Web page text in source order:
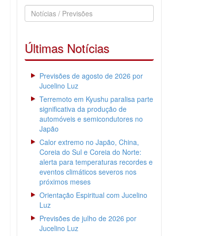
Pesquisar
Notícias
Últimas Notícias
Previsões de agosto de 2026 por
Jucelino Luz
Terremoto em Kyushu paralisa parte
significativa da produção de
automóveis e semicondutores no
Japão
Calor extremo no Japão, China,
Coreia do Sul e Coreia do Norte:
alerta para temperaturas recordes e
eventos climáticos severos nos
próximos meses
Orientação Espiritual com Jucelino
Luz
Previsões de julho de 2026 por
Jucelino Luz